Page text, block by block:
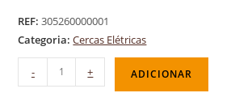
REF:305260000001
Categoria:Cercas Elétricas
- + ADICIONAR